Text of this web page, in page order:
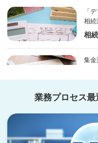
「
相続
相
集金
対応
集
走。
業務プロセス